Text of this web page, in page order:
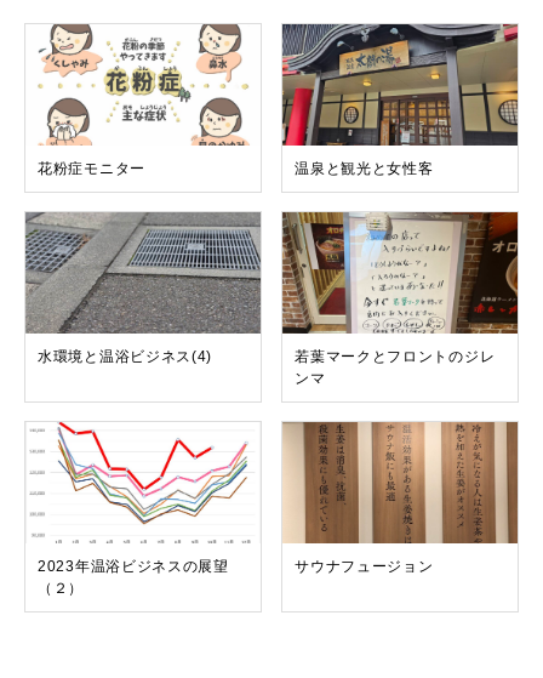
花粉症モニター 温泉と観光と女性客
水環境と温浴ビジネス(4)
若葉マークとフロントのジレ
ンマ
2023年温浴ビジネスの展望
（２）
サウナフュージョン